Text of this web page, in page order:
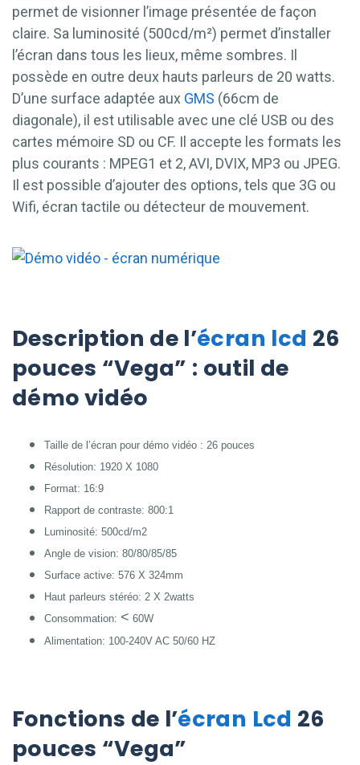
permet de visionner l’image présentée de façon
claire. Sa luminosité (500cd/m²) permet d’installer
l’écran dans tous les lieux, même sombres. Il
possède en outre deux hauts parleurs de 20 watts.
D’une surface adaptée aux GMS (66cm de
diagonale), il est utilisable avec une clé USB ou des
cartes mémoire SD ou CF. Il accepte les formats les
plus courants : MPEG1 et 2, AVI, DVIX, MP3 ou JPEG.
Il est possible d’ajouter des options, tels que 3G ou
Wifi, écran tactile ou détecteur de mouvement.
Description de l’écran lcd 26
pouces “Vega” : outil de
démo vidéo
Taille de l’écran pour démo vidéo : 26 pouces
Résolution: 1920 X 1080
Format: 16:9
Rapport de contraste: 800:1
Luminosité: 500cd/m2
Angle de vision: 80/80/85/85
Surface active: 576 X 324mm
Haut parleurs stéréo: 2 X 2watts
Consommation: < 60W
Alimentation: 100-240V AC 50/60 HZ
Fonctions de l’écran Lcd 26
pouces “Vega”